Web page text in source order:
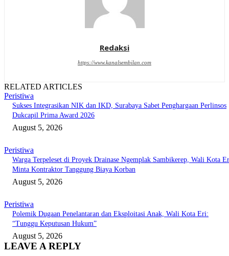
Redaksi
https://www.kanalsembilan.com
RELATED ARTICLES
Peristiwa
Sukses Integrasikan NIK dan IKD, Surabaya Sabet Penghargaan Perlinsos
Dukcapil Prima Award 2026
August 5, 2026
Peristiwa
Warga Terpeleset di Proyek Drainase Ngemplak Sambikerep, Wali Kota
Minta Kontraktor Tanggung Biaya Korban
August 5, 2026
Peristiwa
Polemik Dugaan Penelantaran dan Eksploitasi Anak, Wali Kota Eri:
“Tunggu Keputusan Hukum”
August 5, 2026
LEAVE A REPLY